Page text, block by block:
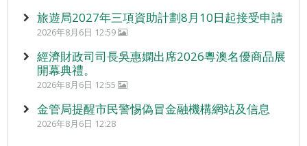
旅遊局2027年三項資助計劃8月10日起接受申請
2026年8月6日 12:59
經濟財政司司長吳惠嫻出席2026粵澳名優商品展
開幕典禮。
2026年8月6日 12:55
金管局提醒市民警惕偽冒金融機構網站及信息
2026年8月6日 12:28